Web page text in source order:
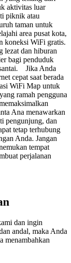
aktivitas luar
piknik atau
taman untuk
area pusat kota,
koneksi WiFi gratis.
lezat dan hiburan
bagi penduduk
Jika Anda
cepat saat berada
WiFi Map untuk
ramah pengguna
Ana menawarkan
pengunjung, dan
tetap terhubung
Anda. Jangan
tempat
perjalanan
dan ingin
andal, maka Anda
menambahkan